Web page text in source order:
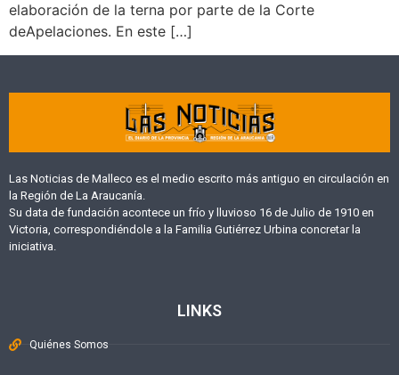
elaboración de la terna por parte de la Corte
deApelaciones. En este […]
Las Noticias de Malleco es el medio escrito más antiguo en circulación en
la Región de La Araucanía.
Su data de fundación acontece un frío y lluvioso 16 de Julio de 1910 en
Victoria, correspondiéndole a la Familia Gutiérrez Urbina concretar la
iniciativa.
LINKS
Quiénes Somos